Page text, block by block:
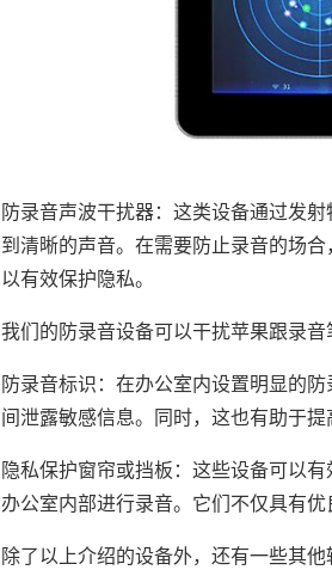
防录音声波干扰器：这类设备通过发
到清晰的声音。在需要防止录音的场
以有效保护隐私。
我们的防录音设备可以干扰苹果跟录音
防录音标识：在办公室内设置明显的
间泄露敏感信息。同时，这也有助于
隐私保护窗帘或挡板：这些设备可以
办公室内部进行录音。它们不仅具有
除了以上介绍的设备外，还有一些其